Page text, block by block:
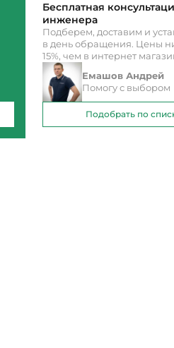
Бесплатная
инженера
Подберем, доставим и
в день обращения. Цены
15%, чем в интернет
Емашов Андрей
Помогу с выбором
Подобрать по